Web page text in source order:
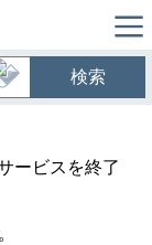
検索
ービスを終了